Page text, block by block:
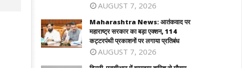
AUGUST 7, 2026
Maharashtra News: आतंकवाद पर
महाराष्ट्र सरकार का बड़ा एक्शन, 114
कट्टरपंथी प्रकाशनों पर लगाया प्रतिबंध
AUGUST 7, 2026